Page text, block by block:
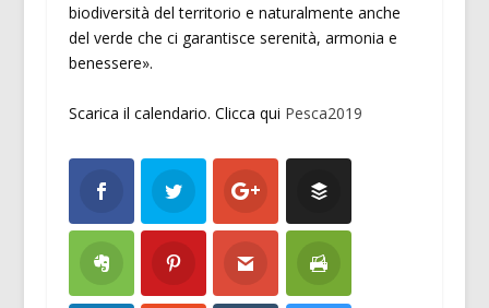
biodiversità del territorio e naturalmente anche
del verde che ci garantisce serenità, armonia e
benessere».
Scarica il calendario. Clicca qui Pesca2019